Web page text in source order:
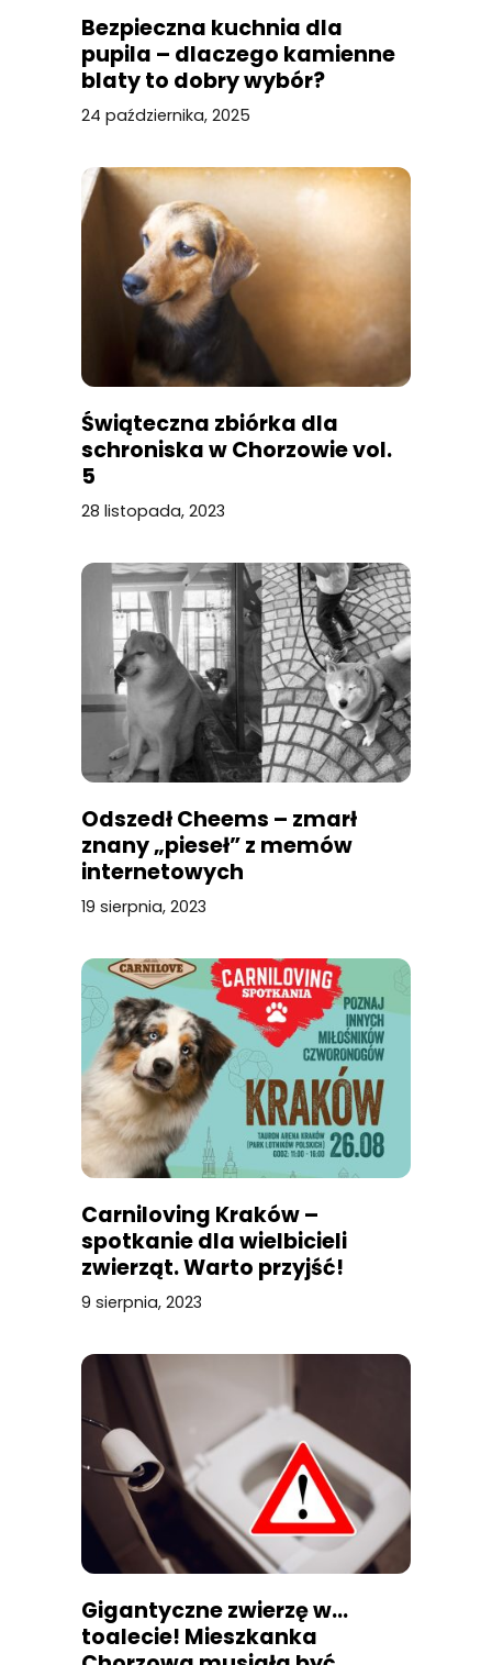
Bezpieczna kuchnia dla
pupila – dlaczego kamienne
blaty to dobry wybór?
24 października, 2025
Świąteczna zbiórka dla
schroniska w Chorzowie vol.
5
28 listopada, 2023
Odszedł Cheems – zmarł
znany „pieseł” z memów
internetowych
19 sierpnia, 2023
Carniloving Kraków –
spotkanie dla wielbicieli
zwierząt. Warto przyjść!
9 sierpnia, 2023
Gigantyczne zwierzę w…
toalecie! Mieszkanka